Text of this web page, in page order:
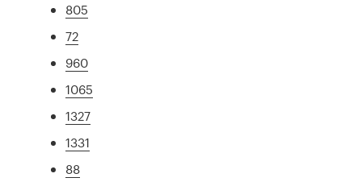
805
72
960
1065
1327
1331
88